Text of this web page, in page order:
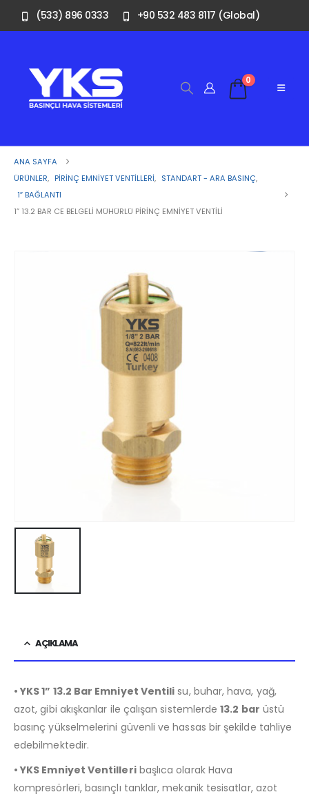
(533) 896 0333 +90 532 483 8117 (Global)
0
ANA SAYFA
ÜRÜNLER, PIRINÇ EMNIYET VENTILLERI, STANDART - ARA BASINÇ,
1″ BAĞLANTI
1” 13.2 BAR CE BELGELI MÜHÜRLÜ PIRINÇ EMNIYET VENTILI
AÇIKLAMA
• YKS 1” 13.2 Bar Emniyet Ventili su, buhar, hava, yağ,
azot, gibi akışkanlar ile çalışan sistemlerde13.2 bar üstü
basınç yükselmelerini güvenli ve hassas bir şekilde tahliye
edebilmektedir.
• YKS Emniyet Ventilleribaşlıca olarak Hava
kompresörleri, basınçlı tanklar, mekanik tesisatlar, azot